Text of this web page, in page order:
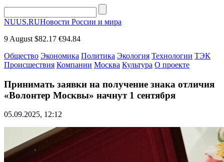
NUUS.RUНовости России и мира
9 August $82.17 €94.84
Общество Экономика Политика Экология Технологии ТЭК
Происшествия Компании Москва Культура О проекте
Принимать заявки на получение знака отличия
«Волонтер Москвы» начнут 1 сентября
05.09.2025, 12:12